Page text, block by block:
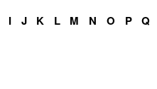
I J K L M N O P Q